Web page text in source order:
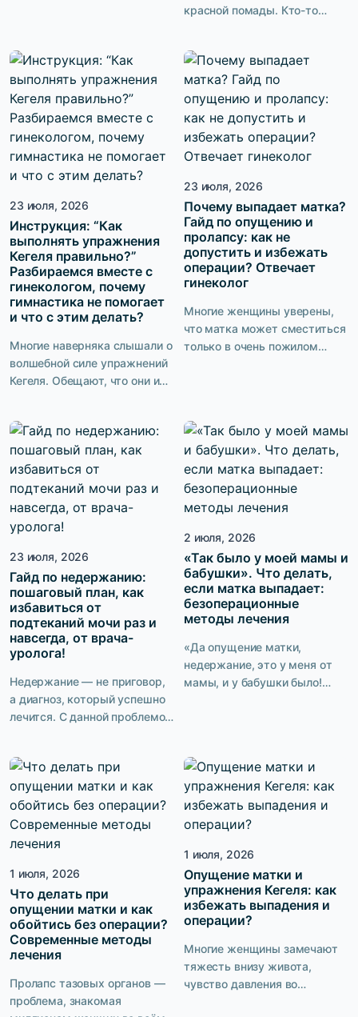
том, что кто-то «плох», а кто-
то «хорош» в сексе, дело в
несовпадении
темпераментов, сексуальных
привычек, даже размеров.
Есть ли что-то общее, что
может действительно
удивить мужчину в спальне,
красной помады. Кто-то
шпильках. Но почему тогда
одни женщины притягивают
взгляды в обычных джинсах
и футболке, а другие,
несмотря на идеальный
образ, чувствуют себя
— это не только то, что видят
окружающие. Это ещё и то,
как […]
23 июля, 2026
Инструкция: “Как
выполнять упражнения
Кегеля правильно?”
Разбираемся вместе с
гинекологом, почему
гимнастика не помогает
и что с этим делать?
Многие наверняка слышали о
волшебной силе упражнений
Кегеля. Обещают, что они и
от недержания избавят.
Звучит идеально. Нет
необходимости пить
таблетки или ложиться на
операционный стол, а
заниматься можно где
угодно: дома, во время
обеденного перерыва на
работе, в командировке. Но
проходит время, пациентка
упорно тренируется, а […]
23 июля, 2026
Почему выпадает матка?
Гайд по опущению и
пролапсу: как не
допустить и избежать
операции? Отвечает
гинеколог
Многие женщины уверены,
что матка может сместиться
только в очень пожилом
раньше. Мы попросили
врача-гинеколога ответить
на самые частые вопросы о
пролапсе органов малого
таза и рассказать, можно ли
образом.
23 июля, 2026
Гайд по недержанию:
пошаговый план, как
избавиться от
подтеканий мочи раз и
навсегда, от врача-
уролога!
Недержание — не приговор,
а диагноз, который успешно
лечится. С данной проблемой
женщина в мире. Но говорить
о ней вслух не принято.
Страх, стыд, ощущение
собственной
неполноценности —
мочи переживают целый
спектр неприятных эмоций.
При этом врачи уверяют, что
недержание — это отнюдь не
возрастная норма. […]
2 июля, 2026
«Так было у моей мамы и
бабушки». Что делать,
если матка выпадает:
безоперационные
методы лечения
«Да опущение матки,
недержание, это у меня от
мамы, и у бабушки было!
встречается и в наше время.
Однако 100% женщин
предпочли бы не знать, что
такое пролапс органов
мочи, обойтись без операции.
Есть ли выход? Компания
PELVICMED предлагает […]
1 июля, 2026
Что делать при
опущении матки и как
обойтись без операции?
Современные методы
лечения
Пролапс тазовых органов —
проблема, знакомая
1 июля, 2026
Опущение матки и
упражнения Кегеля: как
избежать выпадения и
операции?
Многие женщины замечают
тяжесть внизу живота,
чувство давления во